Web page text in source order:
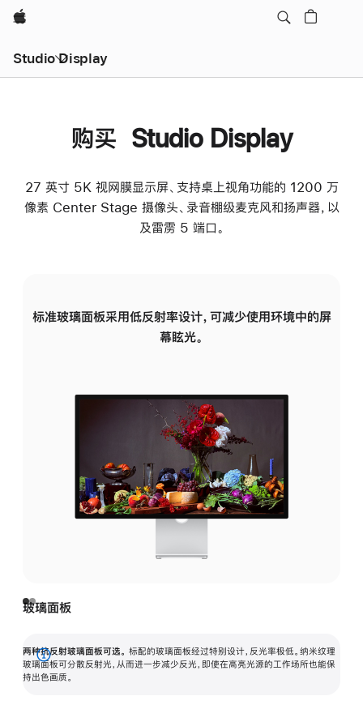
Apple
Studio Display
购买 Studio Display
27 英寸 5K 视网膜显示屏、支持桌上视角功能的 1200 万
像素 Center Stage 摄像头、录音棚级麦克风和扬声器，以
及雷雳 5 端口。
标准玻璃面板采用低反射率设计，可减少使用环境中的屏
幕眩光。
玻璃面板
两种抗反射玻璃面板可选。 标配的玻璃面板经过特别设计，反光率极低。纳米纹理
玻璃面板可分散反射光，从而进一步减少反光，即使在高亮光源的工作场所也能保
持出色画质。
展
开